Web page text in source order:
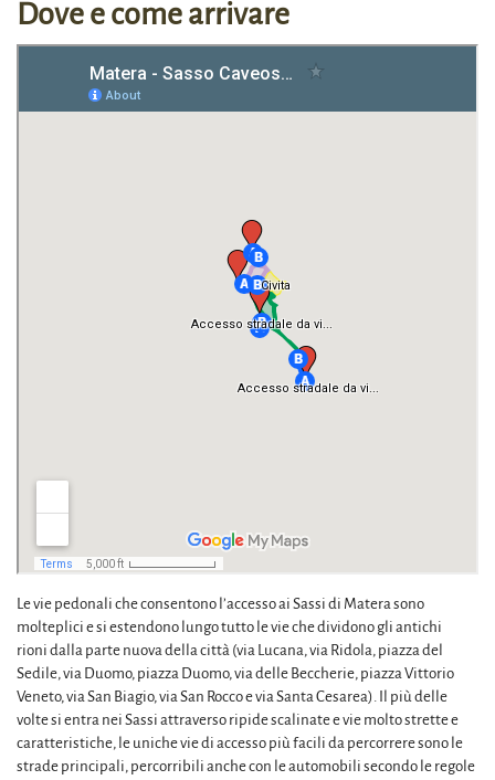
Dove e come arrivare
Le vie pedonali che consentono l’accesso ai Sassi di Matera sono
molteplici e si estendono lungo tutto le vie che dividono gli antichi
rioni dalla parte nuova della città (via Lucana, via Ridola, piazza del
Sedile, via Duomo, piazza Duomo, via delle Beccherie, piazza Vittorio
Veneto, via San Biagio, via San Rocco e via Santa Cesarea). Il più delle
volte si entra nei Sassi attraverso ripide scalinate e vie molto strette e
caratteristiche, le uniche vie di accesso più facili da percorrere sono le
strade principali, percorribili anche con le automobili secondo le regole